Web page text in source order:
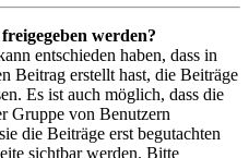
werden?
entschieden haben, dass in
Beitrag erstellt hast, die Beiträge
Es ist auch möglich, dass die
Gruppe von Benutzern
die Beiträge erst begutachten
sichtbar werden. Bitte